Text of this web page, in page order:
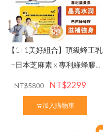
【1+1美好組合】頂級蜂王乳
+日本芝麻素 x 專利綠蜂膠...
NT$5800 NT$2299
加入購物車